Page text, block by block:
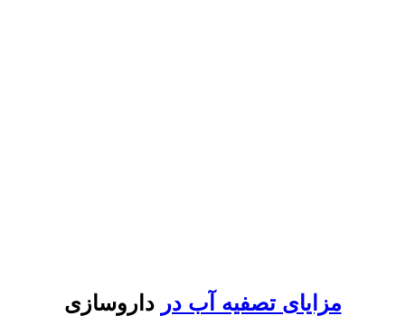
مزایای تصفیه آب در داروسازی